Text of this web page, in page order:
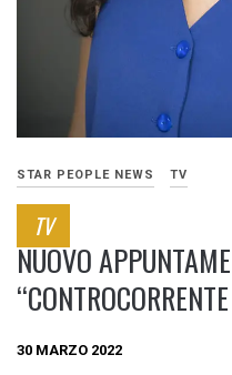
STAR PEOPLE NEWS TV
TV
NUOVO
30 MARZO 2022